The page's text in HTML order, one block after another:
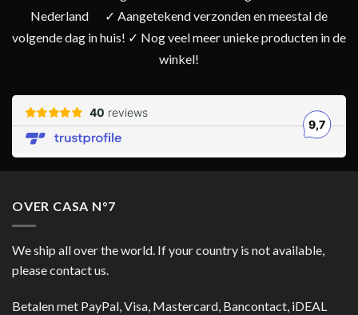
Nederland
✓ Aangetekend verzonden en meestal de
volgende dag in huis! ✓ Nog veel meer unieke producten in de
winkel!
OVER CASA N°7
We ship all over the world. If your country is not available,
please contact us.
Betalen met PayPal, Visa, Mastercard, Bancontact, iDEAL